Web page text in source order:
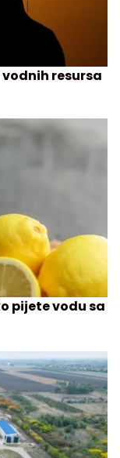
resursa
pijete vodu sa